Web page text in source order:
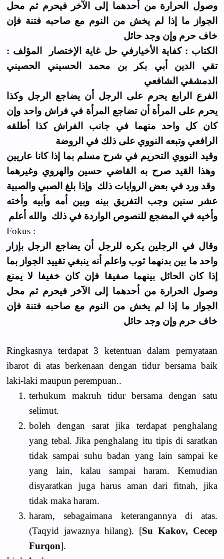
وصول الحرارة من أحدهما إلى الآخر فيحرم ثم محل
الجواز ما إذا لم يخش من النوم مع صاحبه فتنة فإن
خاف حرم وإن وجد حائل
الكتاب : كفاية الأخيارفي حل غاية الإختصار المؤلف :
تقي الدين أبي بكر بن محمد الحسيني الحصيني
الدمشقي الشافعي
الفرع الرابع يحرم على الرجل أن يضاجع الرجل وكذا
يحرم على المرأة أن تضاجع المرأة في فراش واحد وإن
كان كل واحد منهما في جانب الفراش كذا أطلقه
الرافعي وتبعه النووي على ذلك في الروضة
وقيد النووي التحريم في شرح مسلم بما إذا كانا عاريين
وهذا القيد صرح به القاضي حسين والهروي وغيرهما
وقد ورد في بعض الروايات ذلك وإذا بلغ الصبي والصبية
عشر سنين وجب التفريق بينه وبين أمه وأبيه وأخته
وأخيه في المضجع للنصوص الواردة في ذلك والله أعلم
Fokus :
وقال في الرجلين يكره للرجل أن يضاجع الرجل بإزار
واحد ما بين بدنهما ثوب واعلم أنه ينبغي تقييد الجواز بما
إذا كان الحائل بينهما صفيقا فإن كان خفيفا لا يمنع
وصول الحرارة من أحدهما إلى الآخر فيحرم ثم محل
الجواز ما إذا لم يخش من النوم مع صاحبه فتنة فإن
خاف حرم وإن وجد حائل
Ringkasnya terdapat 3 ketentuan dalam pernyataan
ibarot di atas berkenaan dengan tidur bersama baik
laki-laki maupun perempuan..
1. terhukum makruh tidur bersama dengan satu
selimut.
2. boleh dengan sarat jika terdapat penghalang
yang tebal. Jika penghalang itu tipis di saratkan
tidak sampai suhu badan yang lain sampai ke
yang lain, kalau sampai haram. Kemudian
disyaratkan juga harus aman dari fitnah, jika
tidak maka haram.
3. haram, sebagaimana keterangannya di atas.
(Taqyid jawaznya hilang). [Su Kakov, Cecep
Furqon].